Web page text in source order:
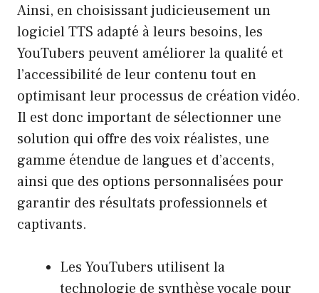
Ainsi, en choisissant judicieusement un
logiciel TTS adapté à leurs besoins, les
YouTubers peuvent améliorer la qualité et
l’accessibilité de leur contenu tout en
optimisant leur processus de création vidéo.
Il est donc important de sélectionner une
solution qui offre des voix réalistes, une
gamme étendue de langues et d’accents,
ainsi que des options personnalisées pour
garantir des résultats professionnels et
captivants.
Les YouTubers utilisent la
technologie de synthèse vocale pour